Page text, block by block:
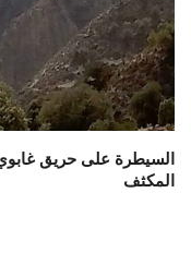
السيطرة على حريق
المكثف